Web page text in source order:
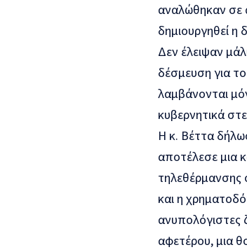
αναλώθηκαν σε
δημιουργηθεί η
Δεν έλειψαν
δέσμευση για
λαμβάνονται
κυβερνητικά
Η κ. Βέττα
αποτέλεσε μια
τηλεθέρμανσης
και η
ανυπολόγιστες
αφετέρου, μια